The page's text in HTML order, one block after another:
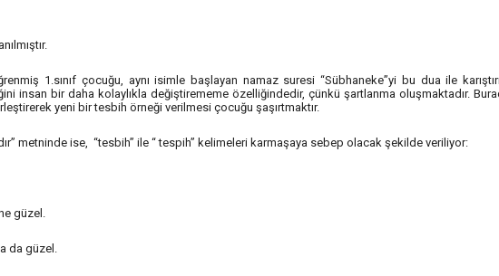
1.sınıf çocuğu, aynı isimle başlayan namaz suresi “Sübhaneke”yi bu dua ile
insan bir daha kolaylıkla değiştirememe özelliğindedir, çünkü şartlanma oluşmaktadır.
yeni bir tesbih örneği verilmesi çocuğu şaşırtmaktır.
metninde ise, “tesbih” ile “ tespih” kelimeleri karmaşaya sebep olacak şekilde veriliyor:
güzel.
da güzel.